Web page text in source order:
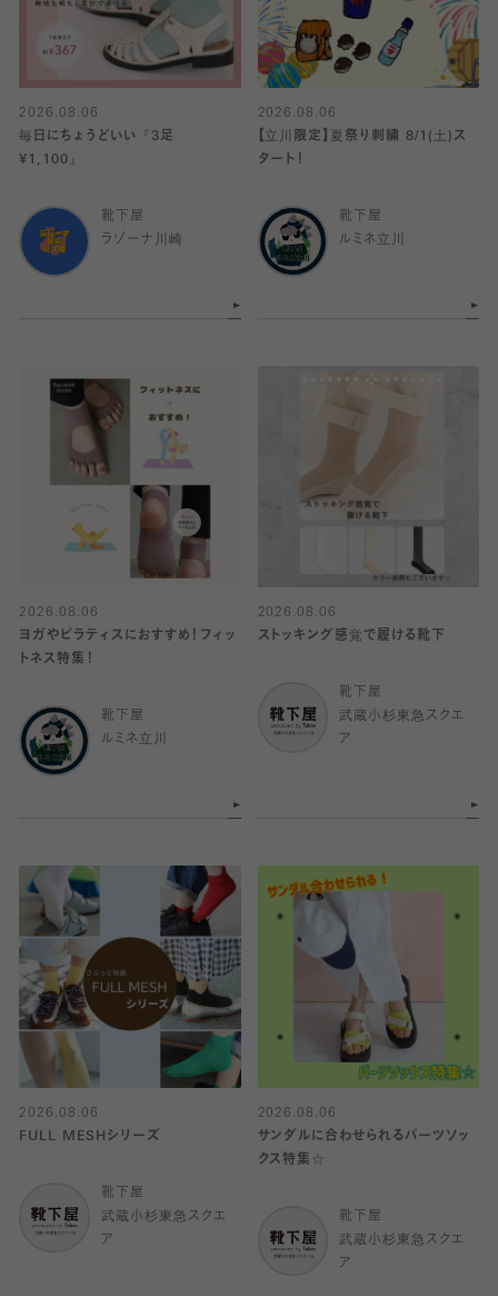
2026.08.06
毎日にちょうどいい『3足
¥1,100』
靴下屋
ラゾーナ川崎
2026.08.06
【立川限定】夏祭り刺繍 8/1(土)ス
タート！
靴下屋
ルミネ立川
2026.08.06
ヨガやピラティスにおすすめ！フィッ
トネス特集！
靴下屋
ルミネ立川
2026.08.06
ストッキング感覚で履ける靴下
靴下屋
武蔵小杉東急スクエ
ア
2026.08.06
FULL MESHシリーズ
靴下屋
武蔵小杉東急スクエ
ア
2026.08.06
サンダルに合わせられるパーツソッ
クス特集☆
靴下屋
武蔵小杉東急スクエ
ア